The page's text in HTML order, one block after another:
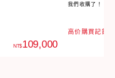
NT$109,000
我們收購了！
高价購買記錄